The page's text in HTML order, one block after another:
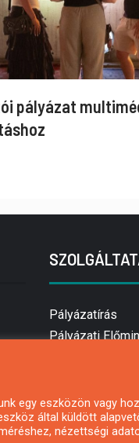
pályázat
Pályázatírás
Pályázati
Pályázatírás
egy eszközön vagy
által küldött
nézettségi